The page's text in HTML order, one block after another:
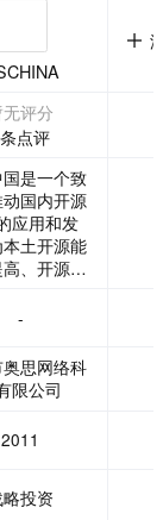
评分
点评
是一个致
国内开源
应用和发
土开源能
、开源生
资讯、协
讨论区和
几大频道内
了一个发
术的平台。
-
思网络科
限公司
2011
投资